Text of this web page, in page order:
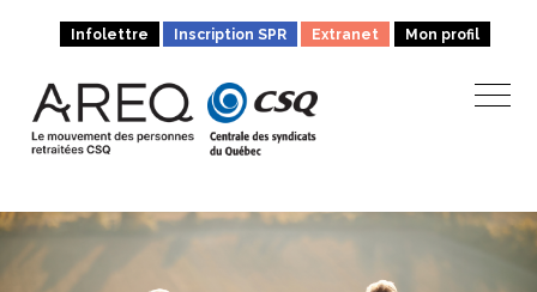
Infolettre Inscription SPR Extranet Mon profil